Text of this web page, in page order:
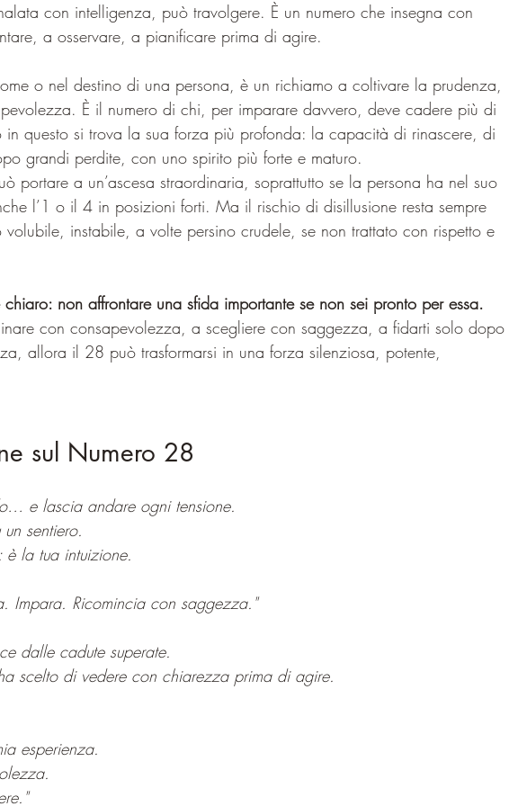
con intelligenza, può travolgere. È un numero che insegna con
a osservare, a pianificare prima di agire.
o nel destino di una persona, è un richiamo a coltivare la prudenza,
È il numero di chi, per imparare davvero, deve cadere più di
questo si trova la sua forza più profonda: la capacità di rinascere, di
grandi perdite, con uno spirito più forte e maturo.
portare a un’ascesa straordinaria, soprattutto se la persona ha nel suo
l’1 o il 4 in posizioni forti. Ma il rischio di disillusione resta sempre
volubile, instabile, a volte persino crudele, se non trattato con rispetto e
non affrontare una sfida importante se non sei pronto per essa.
con consapevolezza, a scegliere con saggezza, a fidarti solo dopo
allora il 28 può trasformarsi in una forza silenziosa, potente,
sul Numero 28
e lascia andare ogni tensione.
sentiero.
la tua intuizione.
Impara. Ricomincia con saggezza."
dalle cadute superate.
scelto di vedere con chiarezza prima di agire.
esperienza.